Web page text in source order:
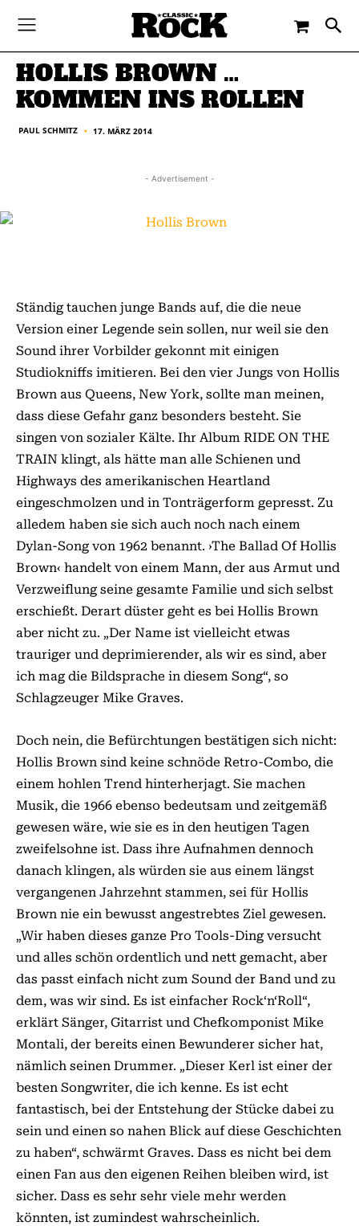
PAUL SCHMITZ - 17. MÄRZ 2014
HOLLIS BROWN …
KOMMEN INS ROLLEN
PAUL SCHMITZ ■ 17. MÄRZ 2014
- Advertisement -
Ständig tauchen junge Bands auf, die die neue
Version einer Legende sein sollen, nur weil sie den
Sound ihrer Vorbilder gekonnt mit einigen
Studiokniffs imitieren. Bei den vier Jungs von Hollis
Brown aus Queens, New York, sollte man meinen,
dass diese Gefahr ganz besonders besteht. Sie
singen von sozialer Kälte. Ihr Album RIDE ON THE
TRAIN klingt, als hätte man alle Schienen und
Highways des amerikanischen Heartland
eingeschmolzen und in Tonträgerform gepresst. Zu
alledem haben sie sich auch noch nach einem
Dylan-Song von 1962 benannt. ›The Ballad Of Hollis
Brown‹ handelt von einem Mann, der aus Armut und
Verzweiflung seine gesamte Familie und sich selbst
erschießt. Derart düster geht es bei Hollis Brown
aber nicht zu. „Der Name ist vielleicht etwas
trauriger und deprimierender, als wir es sind, aber
ich mag die Bildsprache in diesem Song“, so
Schlagzeuger Mike Graves.
Doch nein, die Befürchtungen bestätigen sich nicht:
Hollis Brown sind keine schnöde Retro-Combo, die
einem hohlen Trend hinterherjagt. Sie machen
Musik, die 1966 ebenso bedeutsam und zeitgemäß
gewesen wäre, wie sie es in den heutigen Tagen
zweifelsohne ist. Dass ihre Aufnahmen dennoch
danach klingen, als würden sie aus einem längst
vergangenen Jahrzehnt stammen, sei für Hollis
Brown nie ein bewusst angestrebtes Ziel gewesen.
„Wir haben dieses ganze Pro Tools-Ding versucht
und alles schön ordentlich und nett gemacht, aber
das passt einfach nicht zum Sound der Band und zu
dem, was wir sind. Es ist einfacher Rock‘n‘Roll“,
erklärt Sänger, Gitarrist und Chefkomponist Mike
Montali, der bereits einen Bewunderer sicher hat,
nämlich seinen Drummer. „Dieser Kerl ist einer der
besten Songwriter, die ich kenne. Es ist echt
fantastisch, bei der Entstehung der Stücke dabei zu
sein und einen so nahen Blick auf diese Geschichten
zu haben“, schwärmt Graves. Dass es nicht bei dem
einen Fan aus den eigenen Reihen bleiben wird, ist
sicher. Dass es sehr sehr viele mehr werden
könnten, ist zumindest wahrscheinlich.